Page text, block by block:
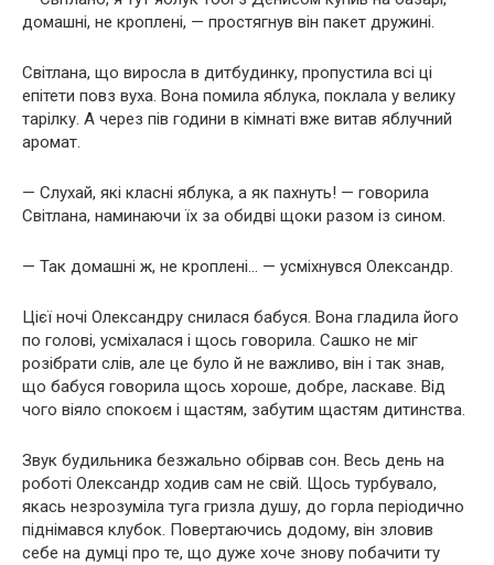
домашні, не кроплені, — простягнув він пакет дружині.
Світлана, що виросла в дитбудинку, пропустила всі ці
епітети повз вуха. Вона помила яблука, поклала у велику
тарілку. А через пів години в кімнаті вже витав яблучний
аромат.
— Слухай, які класні яблука, а як пахнуть! — говорила
Світлана, наминаючи їх за обидві щоки разом із сином.
— Так домашні ж, не кроплені… — усміхнувся Олександр.
Цієї ночі Олександру снилася бабуся. Вона гладила його
по голові, усміхалася і щось говорила. Сашко не міг
розібрати слів, але це було й не важливо, він і так знав,
що бабуся говорила щось хороше, добре, ласкаве. Від
чого віяло спокоєм і щастям, забутим щастям дитинства.
Звук будильника безжально обірвав сон. Весь день на
роботі Олександр ходив сам не свій. Щось турбувало,
якась незрозуміла туга гризла душу, до горла періодично
піднімався клубок. Повертаючись додому, він зловив
себе на думці про те, що дуже хоче знову побачити ту